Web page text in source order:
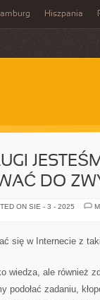
Hiszpania
DO
ON SIE - 3 - 2025
się w Internecie z
wiedza, ale również
podołać zadaniu,